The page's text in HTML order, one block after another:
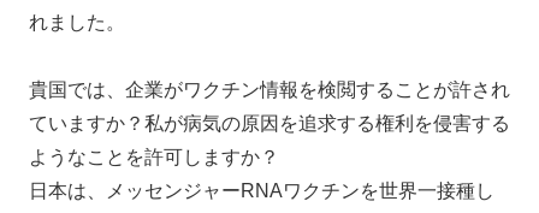
れました。
貴国では、企業がワクチン情報を検閲することが許され
ていますか？私が病気の原因を追求する権利を侵害する
ようなことを許可しますか？
日本は、メッセンジャーRNAワクチンを世界一接種し